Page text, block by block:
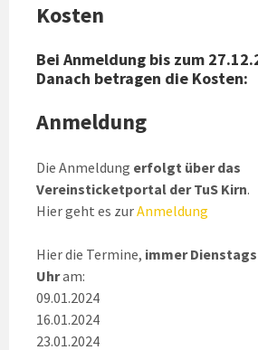
Kosten
Bei Anmeldung bis zum
Danach betragen die
Anmeldung
Die Anmeldung erfolgt über das
Vereinsticketportal der TuS Kirn.
Hier geht es zurAnmeldung
Hier die Termine, immer Dienstags
Uhram:
09.01.2024
16.01.2024
23.01.2024